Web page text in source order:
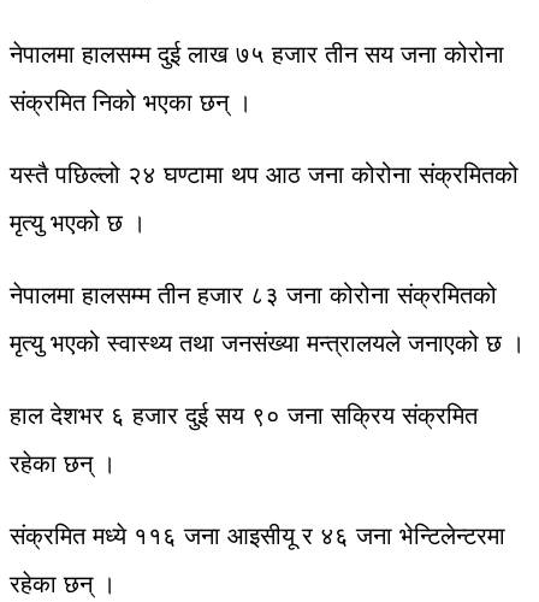
नेपालमा हालसम्म दुई लाख ७५ हजार तीन सय जना कोरोना
संक्रमित निको भएका छन् ।
यस्तै पछिल्लो २४ घण्टामा थप आठ जना कोरोना संक्रमितको
मृत्यु भएको छ ।
नेपालमा हालसम्म तीन हजार ८३ जना कोरोना संक्रमितको
मृत्यु भएको स्वास्थ्य तथा जनसंख्या मन्त्रालयले जनाएको छ ।
हाल देशभर ६ हजार दुई सय ९० जना सक्रिय संक्रमित
रहेका छन् ।
संक्रमित मध्ये ११६ जना आइसीयू र ४६ जना भेन्टिलेन्टरमा
रहेका छन् ।